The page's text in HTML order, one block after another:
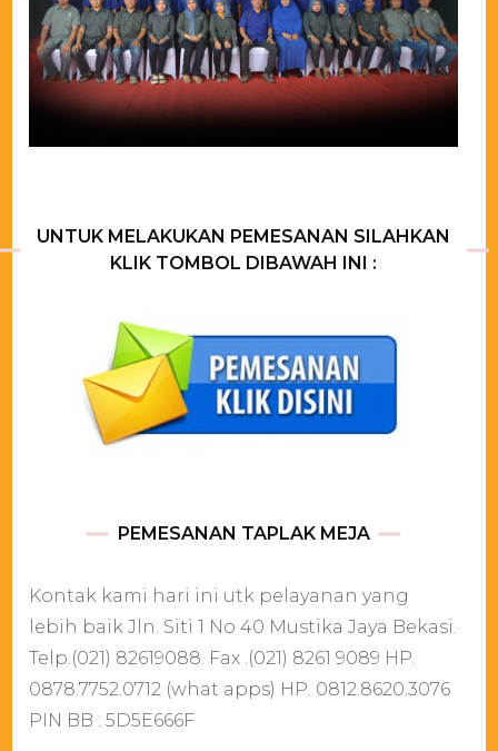
UNTUK MELAKUKAN PEMESANAN SILAHKAN
KLIK TOMBOL DIBAWAH INI :
PEMESANAN TAPLAK MEJA
Kontak kami hari ini utk pelayanan yang
lebih baik Jln. Siti 1 No 40 Mustika Jaya Bekasi.
Telp.(021) 82619088. Fax .(021) 8261 9089 HP.
0878.7752.0712 (what apps) HP. 0812.8620.3076
PIN BB : 5D5E666F